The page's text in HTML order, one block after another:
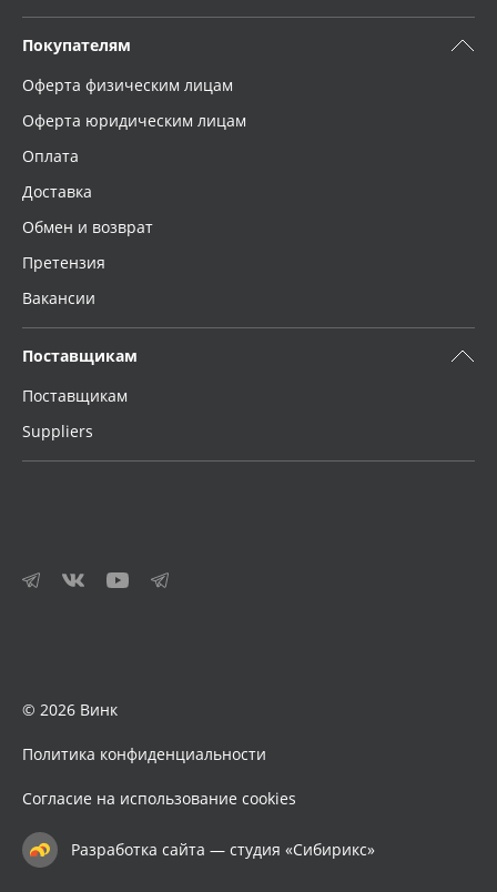
Покупателям
Оферта физическим лицам
Оферта юридическим лицам
Оплата
Доставка
Обмен и возврат
Претензия
Вакансии
Поставщикам
Поставщикам
Suppliers
© 2026 Винк
Политика конфиденциальности
Согласие на использование cookies
Разработка сайта — студия «Сибирикс»